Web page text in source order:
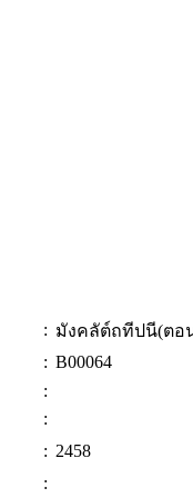
: มังคลัต์ถทีปนี(ตอ
: B00064
:
:
: 2458
: